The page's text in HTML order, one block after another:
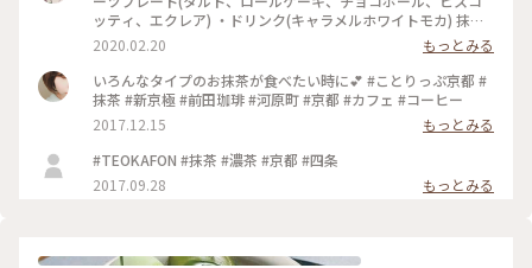
ッティ、エクレア) ・ドリンク(キャラメルホワイトモカ) 抹茶
三昧出来て大満足したそうです。 フォークを2本用意して頂い
たのですが、娘一人で完食でした。 #TEO KAFON#抹茶三昧#
プチことりっぷ京都#冬のおでかけ
2020.02.20
もっとみる
いろんなタイプのお抹茶が食べたい時に💕 #ことりっぷ京都 #
抹茶 #新京極 #前田珈琲 #河原町 #京都 #カフェ #コーヒー
2017.12.15
もっとみる
#TEOKAFON #抹茶 #濃茶 #京都 #四条
2017.09.28
もっとみる